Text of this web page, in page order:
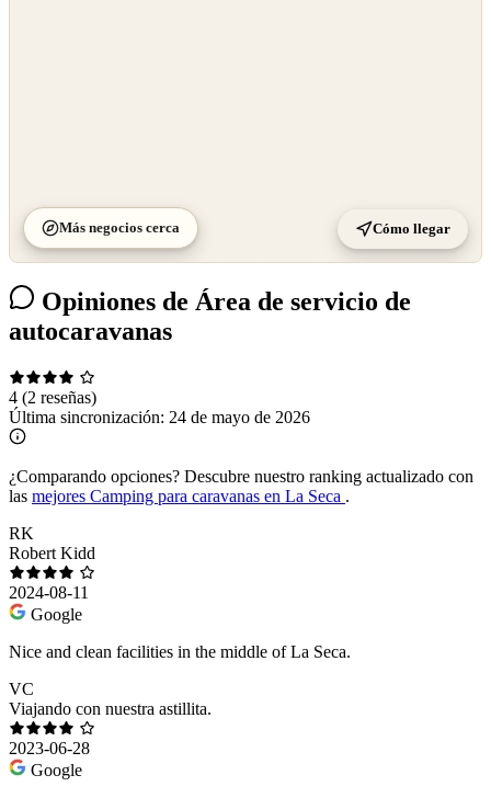
Más negocios cerca Cómo llegar
Opiniones de Área de servicio de
autocaravanas
4 (2 reseñas)
Última sincronización: 24 de mayo de 2026
¿Comparando opciones? Descubre nuestro ranking actualizado con
las mejores Camping para caravanas en La Seca .
RK
Robert Kidd
2024-08-11
Google
Nice and clean facilities in the middle of La Seca.
VC
Viajando con nuestra astillita.
2023-06-28
Google